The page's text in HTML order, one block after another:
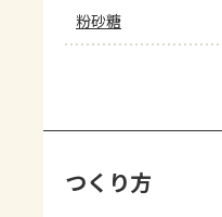
粉砂糖
つくり方